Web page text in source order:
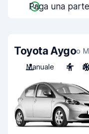
Paga una
Toyota Aygoo
Manuale
4